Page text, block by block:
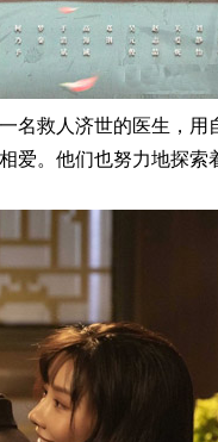
名救人济世的医生，用
爱。他们也努力地探索